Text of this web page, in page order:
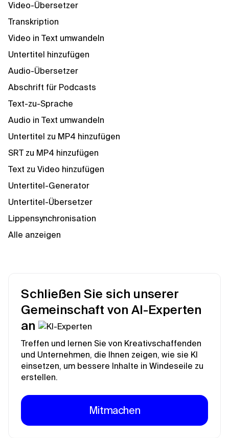
Video-Übersetzer
Transkription
Video in Text umwandeln
Untertitel hinzufügen
Audio-Übersetzer
Abschrift für Podcasts
Text-zu-Sprache
Audio in Text umwandeln
Untertitel zu MP4 hinzufügen
SRT zu MP4 hinzufügen
Text zu Video hinzufügen
Untertitel-Generator
Untertitel-Übersetzer
Lippensynchronisation
Alle anzeigen
Schließen Sie sich unserer
Gemeinschaft von AI-Experten
an
Treffen und lernen Sie von Kreativschaffenden
und Unternehmen, die Ihnen zeigen, wie sie KI
einsetzen, um bessere Inhalte in Windeseile zu
erstellen.
Mitmachen